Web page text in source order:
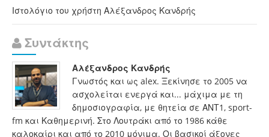
Ιστολόγιο του χρήστη Αλέξανδρος Κανδρής
Συντάκτης
Αλέξανδρος Κανδρής
Γνωστός και ως alex. Ξεκίνησε το 2005 να
ασχολείται ενεργά και... μάχιμα με τη
δημοσιογραφία, με θητεία σε ΑΝΤ1, sport-
fm και Καθημερινή. Στο Λουτράκι από το 1986 κάθε
καλοκαίρι και από το 2010 μόνιμα. Οι βασικοί άξονες